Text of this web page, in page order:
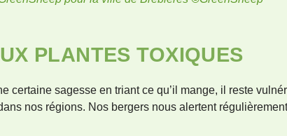
PLANTES TOXIQUES
certaine sagesse en triant ce qu’il mange, il reste
nos régions. Nos bergers nous alertent